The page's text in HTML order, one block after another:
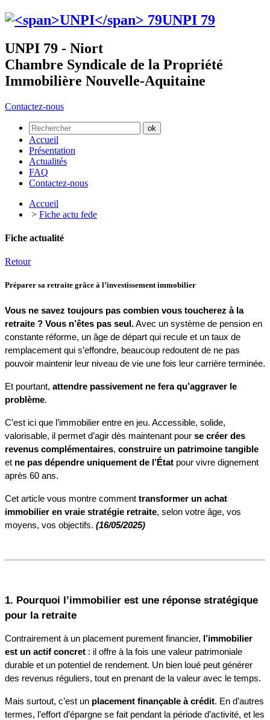
UNPI 79
UNPI 79 - Niort
Chambre Syndicale de la Propriété
Immobilière Nouvelle-Aquitaine
Contactez-nous
Accueil
Présentation
Actualités
FAQ
Contactez-nous
Accueil
> Fiche actu fede
Fiche actualité
Retour
Préparer sa retraite grâce à l’investissement immobilier
Vous ne savez toujours pas combien vous toucherez à la
retraite ? Vous n’êtes pas seul. Avec un système de pension en
constante réforme, un âge de départ qui recule et un taux de
remplacement qui s’effondre, beaucoup redoutent de ne pas
pouvoir maintenir leur niveau de vie une fois leur carrière terminée.
Et pourtant, attendre passivement ne fera qu’aggraver le
problème.
C’est ici que l’immobilier entre en jeu. Accessible, solide,
valorisable, il permet d’agir dès maintenant pour se créer des
revenus complémentaires, construire un patrimoine tangible
et ne pas dépendre uniquement de l’État pour vivre dignement
après 60 ans.
Cet article vous montre comment transformer un achat
immobilier en vraie stratégie retraite, selon votre âge, vos
moyens, vos objectifs. (16/05/2025)
1. Pourquoi l’immobilier est une réponse stratégique
pour la retraite
Contrairement à un placement purement financier,
l’immobilier
est un actif concret : il offre à la fois une valeur patrimoniale
durable et un potentiel de rendement. Un bien loué peut générer
des revenus réguliers, tout en prenant de la valeur avec le temps.
Mais surtout, c’est un placement finançable à crédit. En d’autres
termes, l’effort d’épargne se fait pendant la période d’activité, et les